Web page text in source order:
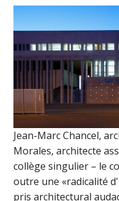
Jean-Marc Chancel,
Morales, architecte
collège singulier – le
outre une «radicalité
pris architectural